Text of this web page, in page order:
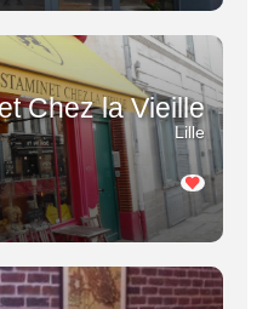
Chez la Vieille
Lille